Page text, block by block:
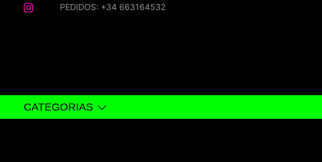
PEDIDOS: +34 663164532
CATEGORIAS